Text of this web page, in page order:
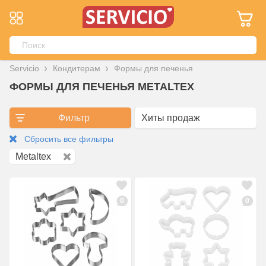
Servicio Кондитерам Формы для печенья
ФОРМЫ ДЛЯ ПЕЧЕНЬЯ METALTEX
Фильтр
Сбросить все фильтры
Metaltex
0 0